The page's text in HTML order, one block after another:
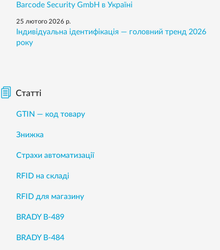
Barcode Security GmbH в Україні
25 лютого 2026 р.
Індивідуальна ідентифікація — головний тренд 2026
року
Статті
GTIN — код товару
Знижка
Страхи автоматизації
RFID на складі
RFID для магазину
BRADY B-489
BRADY B-484